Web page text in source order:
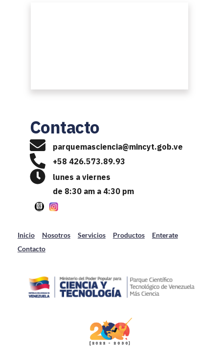
Contacto
parquemasciencia@mincyt.gob.ve
+58 426.573.89.93
lunes a viernes
de 8:30 am a 4:30 pm
Inicio Nosotros Servicios Productos
Enterate
Contacto